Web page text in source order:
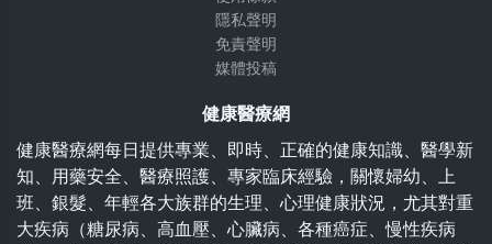
隱私聲明
免責聲明
媒體投稿
健康醫療網
健康醫療網每日提供專業、即時、正確的健康知識、醫學新
知、用藥安全、醫療照護、專家臨床經驗，關懷婦幼、上
班、銀髮、年輕各大族群的生理、心理健康狀況，尤其對重
大疾病（糖尿病、高血壓、心臟病、各種癌症、慢性疾病